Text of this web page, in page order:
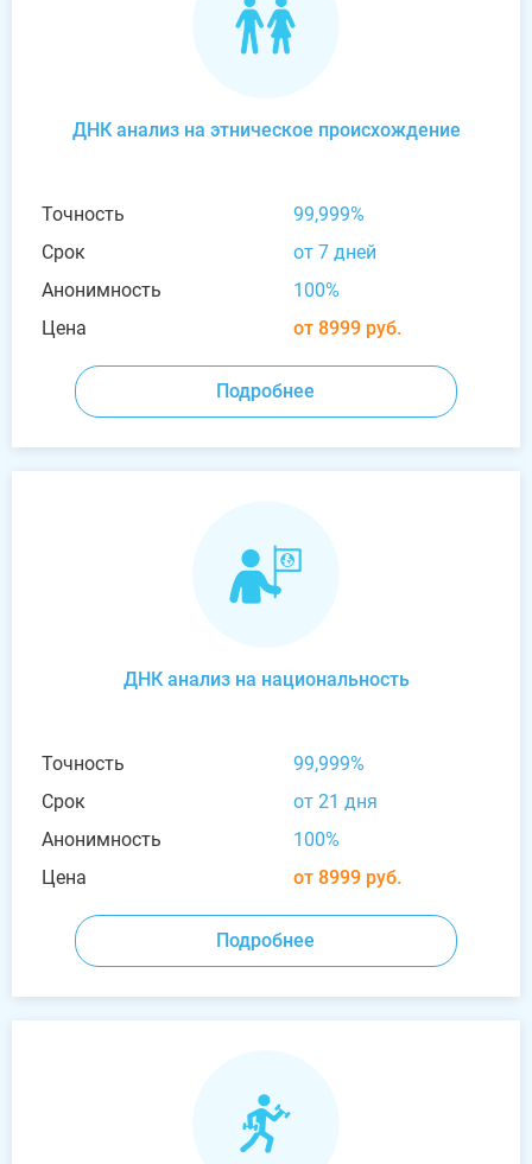
ДНК анализ на этническое происхождение
Точность
99,999%
Срок
от 7 дней
Анонимность
100%
Цена
от 8999 руб.
Подробнее
ДНК анализ на национальность
Точность
99,999%
Срок
от 21 дня
Анонимность
100%
Цена
от 8999 руб.
Подробнее